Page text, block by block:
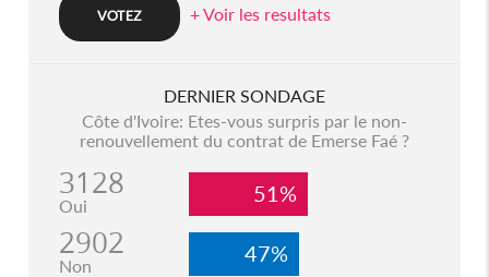
+ Voir les resultats
DERNIER SONDAGE
Côte d'Ivoire: Etes-vous surpris par le non-
renouvellement du contrat de Emerse Faé ?
3128
Oui 51%
2902
Non 47%